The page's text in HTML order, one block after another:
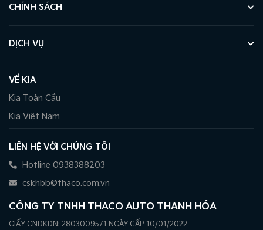
CHÍNH SÁCH
DỊCH VỤ
VỀ KIA
Kia Toàn Cầu
Kia Việt Nam
LIÊN HỆ VỚI CHÚNG TÔI
Hotline 0938388203
cskhbb@thaco.com.vn
CÔNG TY TNHH THACO AUTO THANH HÓA
GIẤY CNĐKDN: 2803009571 NGÀY CẤP 10/01/2022